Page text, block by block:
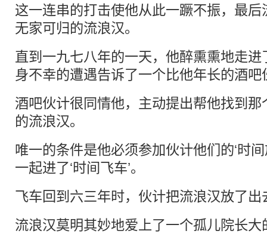
这一连串的打击使他从此一蹶不振，最
无家可归的流浪汉。
直到一九七八年的一天，他醉熏熏地走
身不幸的遭遇告诉了一个比他年长的酒吧
酒吧伙计很同情他，主动提出帮他找到那
的流浪汉。
唯一的条件是他必须参加伙计他们的‘时
一起进了‘时间飞车’。
飞车回到六三年时，伙计把流浪汉放了出
流浪汉莫明其妙地爱上了一个孤儿院长